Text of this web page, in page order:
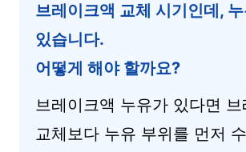
브레이크액 교체 시기인데,
있습니다.
어떻게 해야 할까요?
브레이크액 누유가 있다면 브
교체보다 누유 부위를 먼저